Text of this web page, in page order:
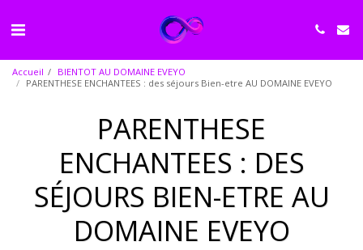
Accueil
BIENTOT AU DOMAINE EVEYO
PARENTHESE ENCHANTEES : des séjours Bien-etre AU DOMAINE EVEYO
PARENTHESE
ENCHANTEES : DES
SÉJOURS BIEN-ETRE AU
DOMAINE EVEYO